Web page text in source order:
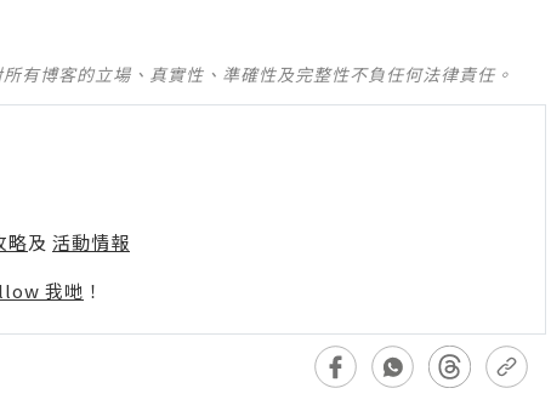
有博客的立場、真實性、準確性及完整性不負任何法律責任。
略及 活動情報
我哋 ！